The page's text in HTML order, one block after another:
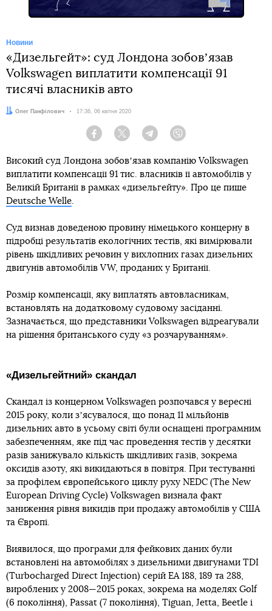
Новини
«Дизельгейт»: суд Лондона зобовʼязав
Volkswagen виплатити компенсації 91
тисячі власників авто
Автор:
Олег Панфілович Дата:
17:36, 06 квітня 2020
Facebook Twitter Telegram
Високий суд Лондона зобовʼязав компанію Volkswagen
виплатити компенсації 91 тис. власників її автомобілів у
Великій Британії в рамках «дизельгейту». Про це пише
Deutsche Welle.
Суд визнав доведеною провину німецького концерну в
підробці результатів екологічних тестів, які вимірювали
рівень шкідливих речовин у вихлопних газах дизельних
двигунів автомобілів VW, проданих у Британії.
Розмір компенсації, яку виплатять автовласникам,
встановлять на додатковому судовому засіданні.
Зазначається, що представники Volkswagen відреагували
на рішення британського суду «з розчаруванням».
«Дизельгейтний» скандал
Скандал із концерном Volkswagen розпочався у вересні
2015 року, коли зʼясувалося, що понад 11 мільйонів
дизельних авто в усьому світі були оснащені програмним
забезпеченням, яке під час проведення тестів у десятки
разів занижувало кількість шкідливих газів, зокрема
оксидів азоту, які викидаються в повітря. При тестуванні
за профілем європейського циклу руху NEDC (The New
European Driving Cycle) Volkswagen визнала факт
заниження рівня викидів при продажу автомобілів у США
та Європі.
Виявилося, що програми для фейкових даних були
встановлені на автомобілях з дизельними двигунами TDI
(Turbocharged Direct Injection) серій EA 188, 189 та 288,
вироблених у 2008—2015 роках, зокрема на моделях Golf
(6 покоління), Passat (7 покоління), Tiguan, Jetta, Beetle і